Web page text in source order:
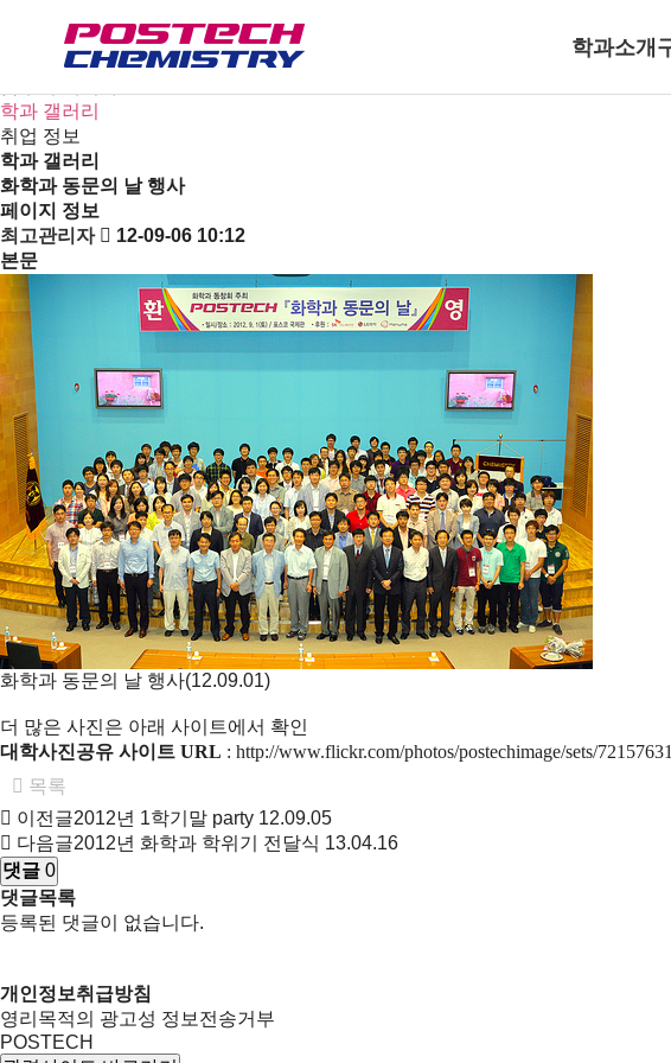
학과소개
공지사항
학과 갤러리
취업 정보
학과 갤러리
화학과 동문의 날 행사
페이지 정보
최고관리자
12-09-06 10:12
본문
화학과 동문의 날 행사(12.09.01)
더 많은 사진은 아래 사이트에서 확인
대학사진공유 사이트 URL : http://www.flickr.com/photos/postechimage/sets/
목록
이전글2012년 1학기말 party 12.09.05
다음글2012년 화학과 학위기 전달식 13.04.16
댓글 0
댓글목록
등록된 댓글이 없습니다.
개인정보취급방침
영리목적의 광고성 정보전송거부
POSTECH